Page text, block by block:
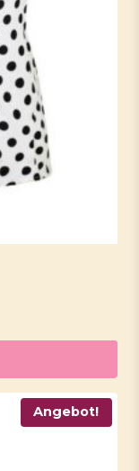
Angebot!